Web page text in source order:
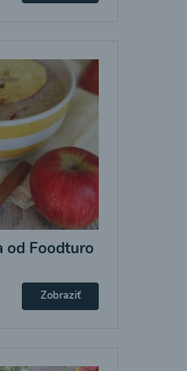
od Foodturo
Zobraziť